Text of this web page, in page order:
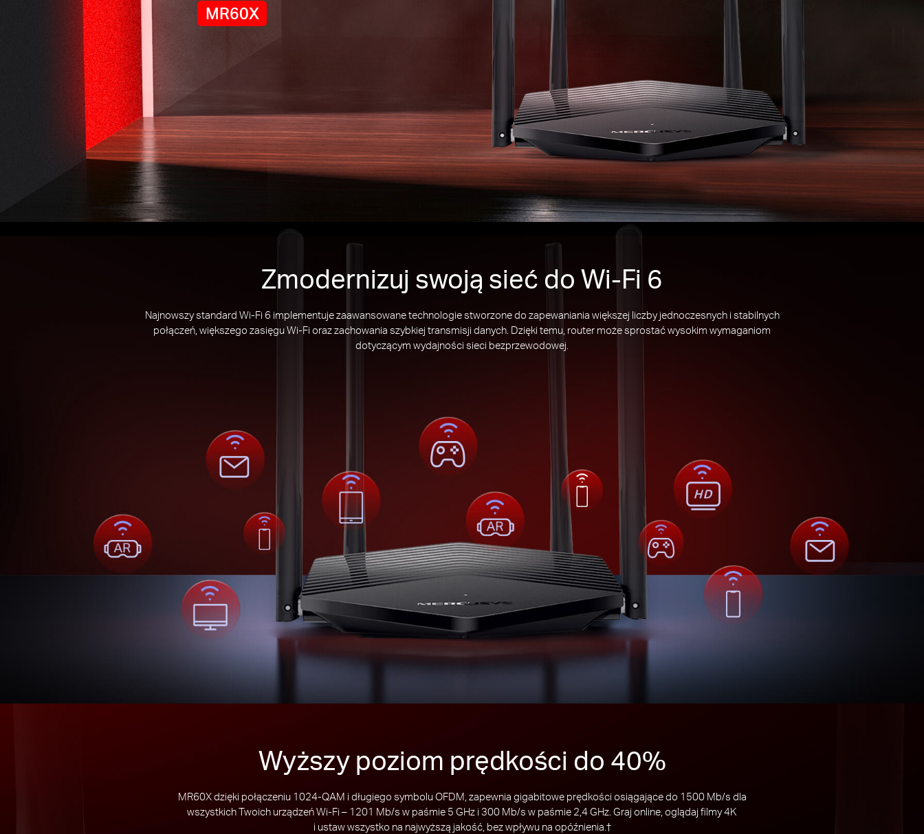
MR60X
Zmodernizuj swoją sieć do Wi-Fi 6
Najnowszy standard Wi-Fi 6 implementuje zaawansowane technologie stworzone do zapewaniania większej liczby jednoczesnych i stabilnych
połączeń, większego zasięgu Wi-Fi oraz zachowania szybkiej transmisji danych. Dzięki temu, router może sprostać wysokim wymaganiom
dotyczącym wydajności sieci bezprzewodowej.
Wyższy poziom prędkości do 40%
MR60X dzięki połączeniu 1024-QAM i długiego symbolu OFDM, zapewnia gigabitowe prędkości osiągające do 1500 Mb/s dla
wszystkich Twoich urządzeń Wi-Fi – 1201 Mb/s w paśmie 5 GHz i 300 Mb/s w paśmie 2,4 GHz. Graj online, oglądaj filmy 4K
i ustaw wszystko na najwyższą jakość, bez wpływu na opóźnienia.†